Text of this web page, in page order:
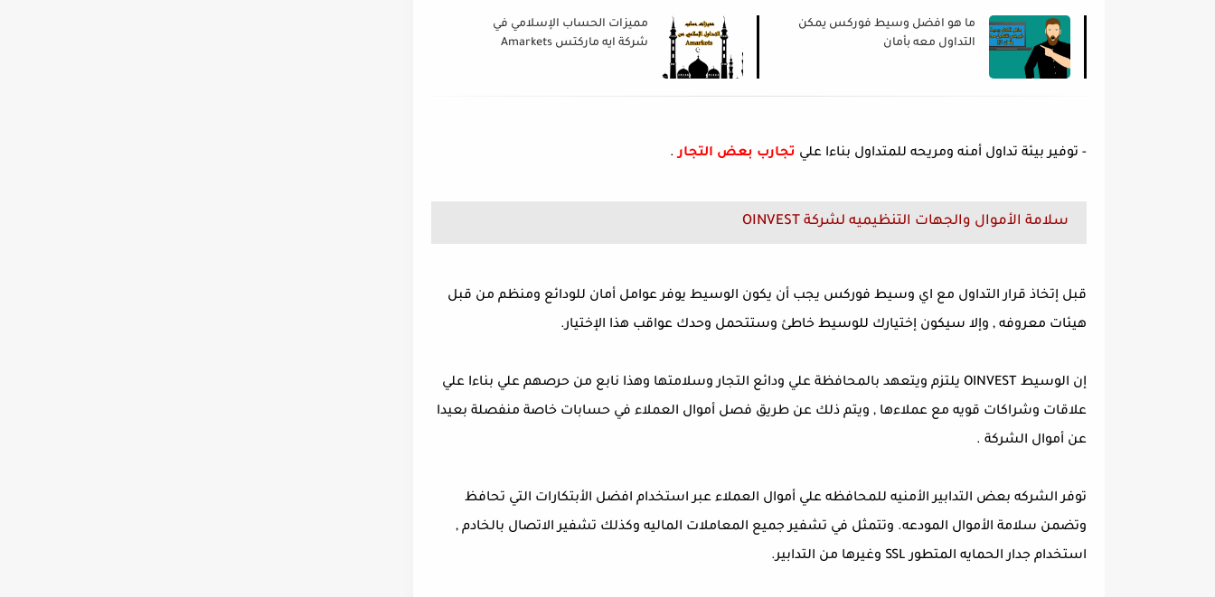
ما هو افضل وسيط فوركس يمكن
التداول معه بأمان
مميزات الحساب الإسلامي في
شركة ايه ماركتس Amarkets
- توفير بيئة تداول أمنه ومريحه للمتداول بناءا علي تجارب بعض التجار.
سلامة الأموال والجهات التنظيميه لشركة OINVEST
قبل إتخاذ قرار التداول مع اي وسيط فوركس يجب أن يكون الوسيط يوفر عوامل أمان للودائع ومنظم من قبل
هيئات معروفه , وإلا سيكون إختيارك للوسيط خاطئ وستتحمل وحدك عواقب هذا الإختيار.
إن الوسيط OINVEST يلتزم ويتعهد بالمحافظة علي ودائع التجار وسلامتها وهذا نابع من حرصهم علي بناءا علي
علاقات وشراكات قويه مع عملاءها , ويتم ذلك عن طريق فصل أموال العملاء في حسابات خاصة منفصلة بعيدا
عن أموال الشركة .
توفر الشركه بعض التدابير الأمنيه للمحافظه علي أموال العملاء عبر استخدام افضل الأبتكارات التي تحافظ
وتضمن سلامة الأموال المودعه. وتتمثل في تشفير جميع المعاملات الماليه وكذلك تشفير الاتصال بالخادم ,
استخدام جدار الحمايه المتطور SSL وغيرها من التدابير.